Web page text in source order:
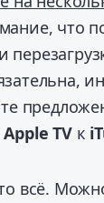
что
Apple TVк
всё.